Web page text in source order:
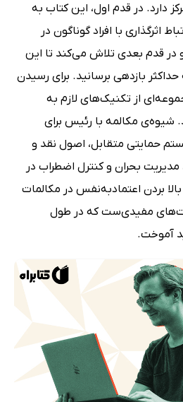
دارد. در قدم اول، این کتاب به
اثرگذاری با افراد گوناگون در
در قدم بعدی تلاش می‌کند تا این
بازدهی برسانید. برای رسیدن
از تکنیک‌های لازم به
شیوه‌ی مکالمه با رئیس برای
حمایتی متقابل، اصول نقد و
مدیریت بحران و کنترل اضطراب در
بردن اعتماد‌به‌نفس در مکالمات
مفیدی‌ست که در طول
آموخت.